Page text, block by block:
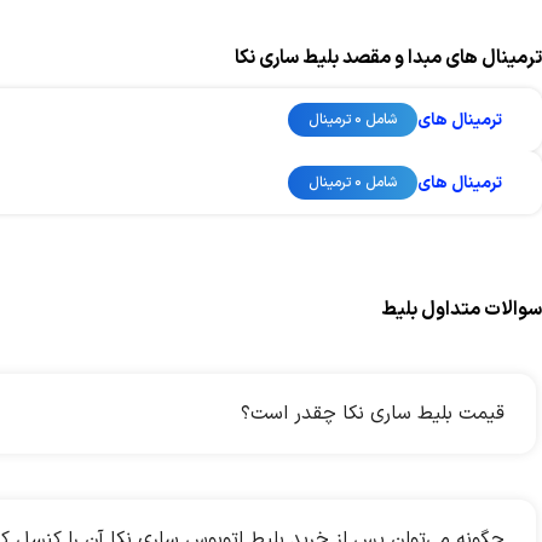
ترمینال های مبدا و مقصد بلیط ساری نکا
ترمینال های شامل 0 ترمینال
ترمینال های شامل 0 ترمینال
سوالات متداول بلیط
قیمت بلیط ساری نکا چقدر است؟